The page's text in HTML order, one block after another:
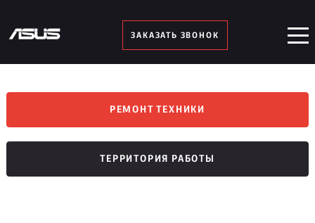
ЗАКАЗАТЬ ЗВОНОК
РЕМОНТ ТЕХНИКИ
ТЕРРИТОРИЯ РАБОТЫ